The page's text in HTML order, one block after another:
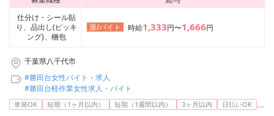
仕分け・シール貼
り、品出し(ピッキ
ング)、梱包
派/バイト 時給1,333円〜1,666円
千葉県八千代市
#勝田台女性バイト・求人
#勝田台軽作業女性求人・バイト
単発OK 短期（1ヶ月以内） 短期（1週間以内） 3ヶ月以内 日払いOK ...